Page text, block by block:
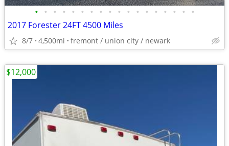
• • • • • • • • • • • • • • • • • •
2017 Forester 24FT 4500 Miles
8/7 4,500mi fremont / union city / newark
$12,000